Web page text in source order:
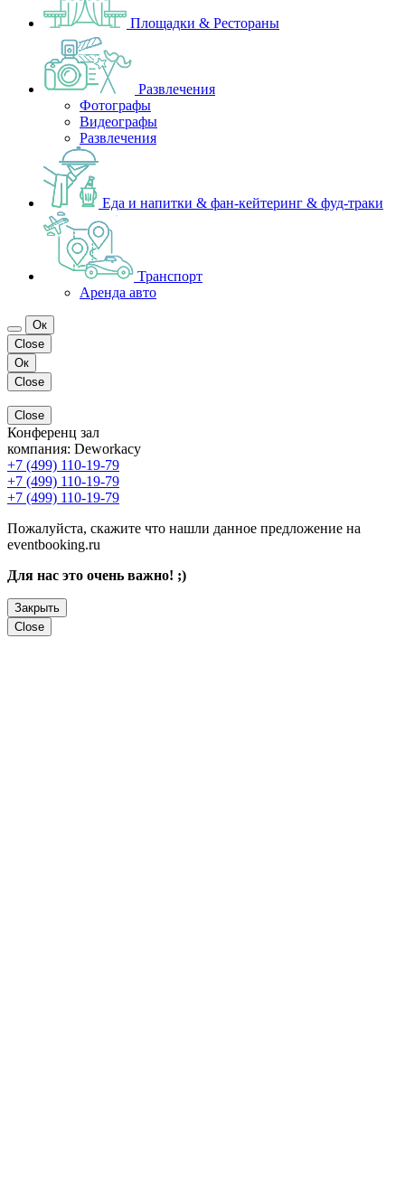
Площадки & Рестораны
Развлечения
Фотографы
Видеографы
Развлечения
Еда и напитки & фан-кейтеринг & фуд-траки
Транспорт
Аренда авто
Ок
Close
Ок
Close
Close
Конференц зал
компания: Deworkacy
+7 (499) 110-19-79
+7 (499) 110-19-79
+7 (499) 110-19-79
Пожалуйста, скажите что нашли данное предложение на
eventbooking.ru
Для нас это очень важно! ;)
Закрыть
Close